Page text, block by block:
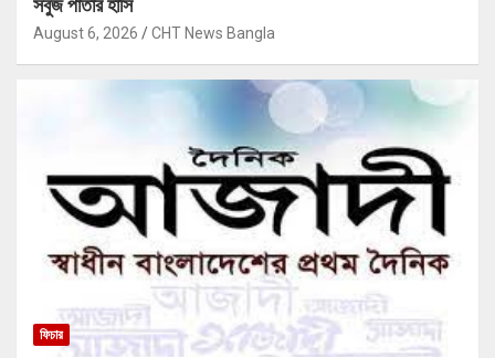
সবুজ পাতার হাসি
August 6, 2026 CHT News Bangla
ফিচার